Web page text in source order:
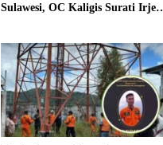
Sulawesi, OC Kaligis Surati Irjen